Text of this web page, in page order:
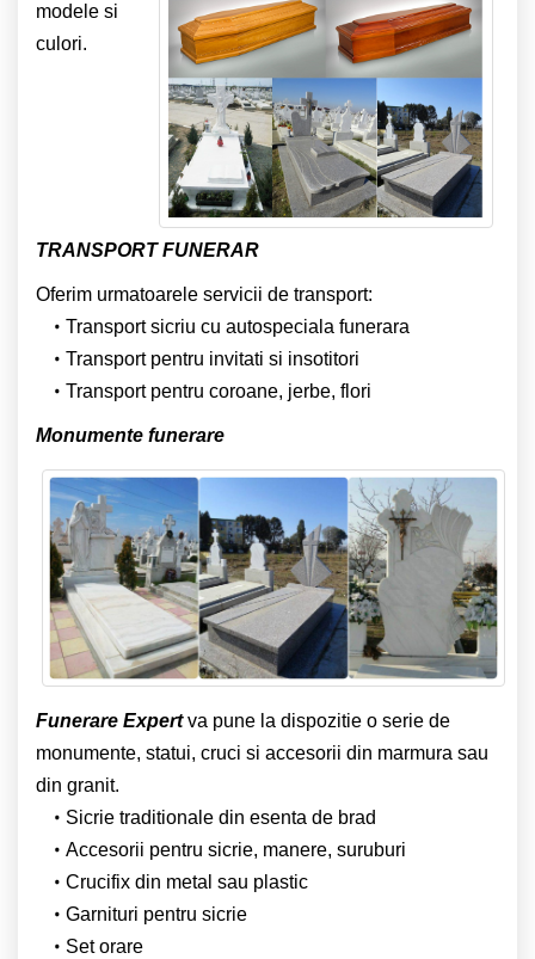
modele si
culori.
TRANSPORT FUNERAR
Oferim urmatoarele servicii de transport:
Transport sicriu cu autospeciala funerara
Transport pentru invitati si insotitori
Transport pentru coroane, jerbe, flori
Monumente funerare
Funerare Expertva pune la dispozitie o serie de
monumente, statui, cruci si accesorii din marmura sau
din granit.
Sicrie traditionale din esenta de brad
Accesorii pentru sicrie, manere, suruburi
Crucifix din metal sau plastic
Garnituri pentru sicrie
Set orare